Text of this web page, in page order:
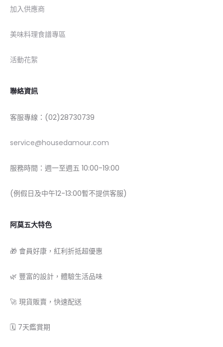
加入供應商
美味料理食譜專區
活動花絮
聯絡資訊
客服專線：(02)28730739
service@housedamour.com
服務時間：週一至週五 10:00-19:00
(例假日及中午12-13:00暫不提供客服)
阿莫五大特色
🎁 會員好康，紅利折抵超優惠
🌿 豐富的設計，體驗生活品味
🚀 現貨販賣，快速配送
🗓 7天鑑賞期